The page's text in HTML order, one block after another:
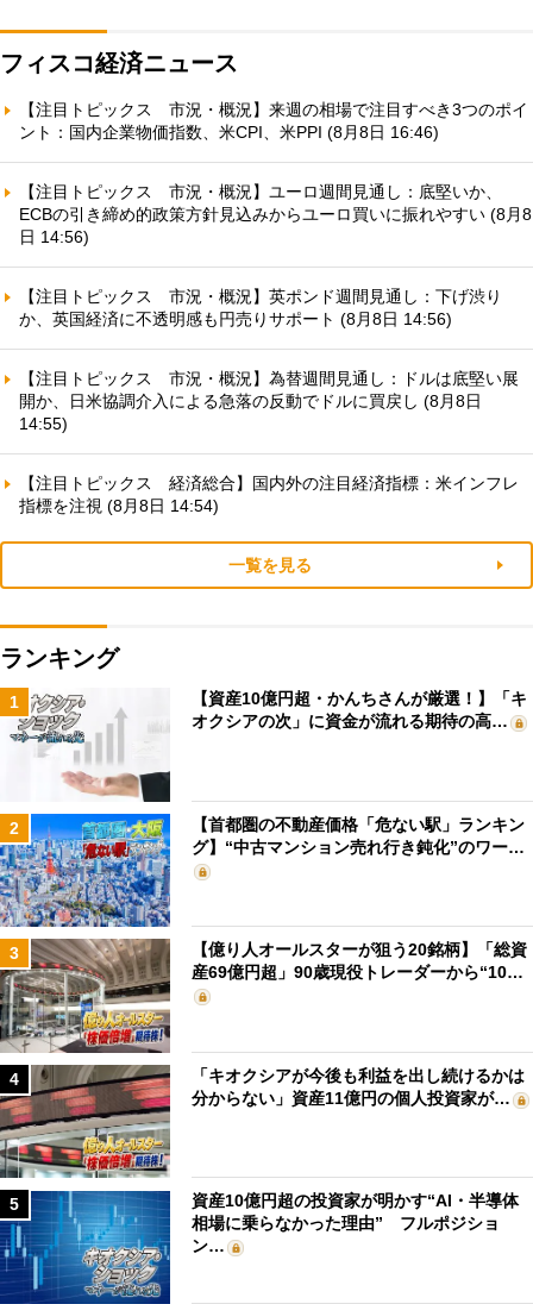
フィスコ経済ニュース
【注目トピックス 市況・概況】来週の相場で注目すべき3つのポイ
ント：国内企業物価指数、米CPI、米PPI (8月8日 16:46)
【注目トピックス 市況・概況】ユーロ週間見通し：底堅いか、
ECBの引き締め的政策方針見込みからユーロ買いに振れやすい (8月8
日 14:56)
【注目トピックス 市況・概況】英ポンド週間見通し：下げ渋り
か、英国経済に不透明感も円売りサポート (8月8日 14:56)
【注目トピックス 市況・概況】為替週間見通し：ドルは底堅い展
開か、日米協調介入による急落の反動でドルに買戻し (8月8日
14:55)
【注目トピックス 経済総合】国内外の注目経済指標：米インフレ
指標を注視 (8月8日 14:54)
一覧を見る
ランキング
1
【資産10億円超・かんちさんが厳選！】「キ
オクシアの次」に資金が流れる期待の高…
2
【首都圏の不動産価格「危ない駅」ランキン
グ】“中古マンション売れ行き鈍化”のワー…
3
【億り人オールスターが狙う20銘柄】「総資
産69億円超」90歳現役トレーダーから“10…
4
「キオクシアが今後も利益を出し続けるかは
分からない」資産11億円の個人投資家が…
5
資産10億円超の投資家が明かす“AI・半導体
相場に乗らなかった理由” フルポジショ
ン…